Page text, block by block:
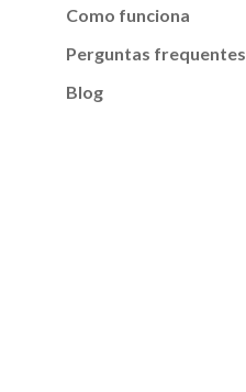
Como funciona
Perguntas frequentes
Blog